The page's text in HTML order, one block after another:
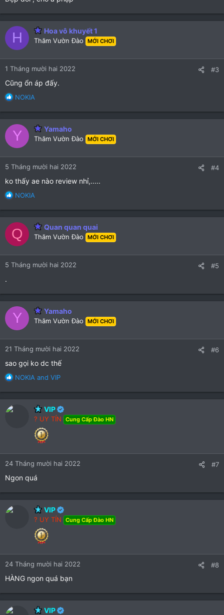
s
)
s
)
H Hoa vô khuyết 1
Thăm Vườn Đào MỚI CHƠI
1 Tháng mười hai 2022 #3
Cũng ổn áp đấy.
R
a
c
t
o
n
s
:
NOKIA
Y Yamaho
Thăm Vườn Đào MỚI CHƠI
5 Tháng mười hai 2022 #4
ko thấy ae nào review nhỉ,.....
R
a
c
t
i
o
n
s
NOKIA
Q Quan quan quai
Thăm Vườn Đào MỚI CHƠI
5 Tháng mười hai 2022 #5
.
Y Yamaho
Thăm Vườn Đào MỚI CHƠI
21 Tháng mười hai 2022 #6
sao gọi ko dc thế
R
a
NOKIA and VIP
VIP
? UY TÍN Cung Cấp Đào HN
24 Tháng mười hai 2022 #7
Ngon quá
VIP
? UY TÍN Cung Cấp Đào HN
24 Tháng mười hai 2022 #8
HÀNG ngon quá bạn
VIP